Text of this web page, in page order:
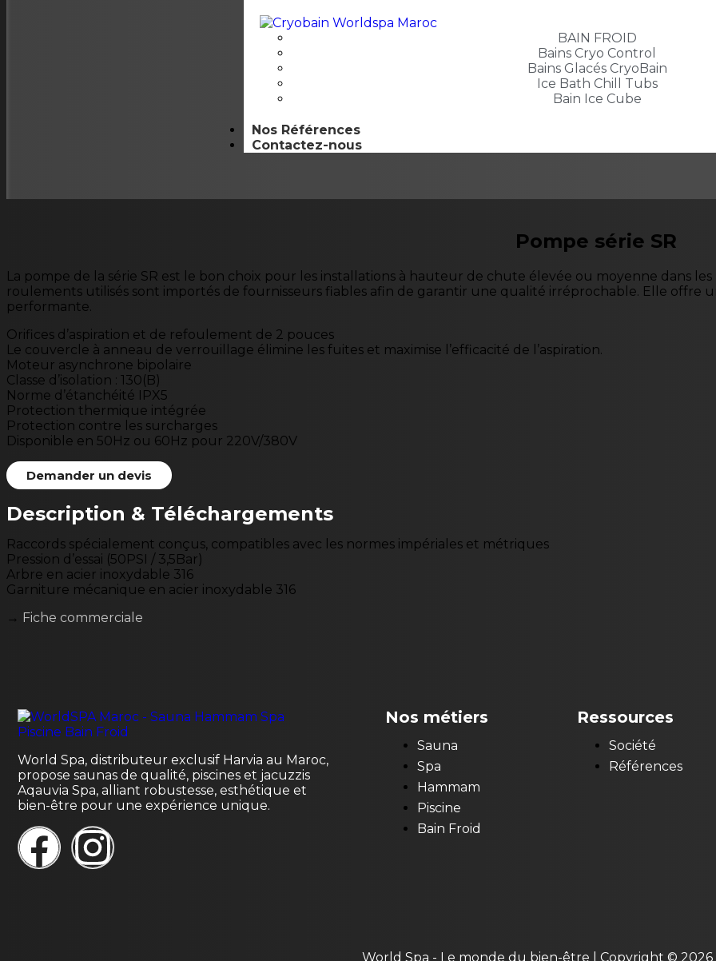
BAIN FROID
Bains Cryo Control
Bains Glacés CryoBain
Ice Bath Chill Tubs
Bain Ice Cube
Nos Références
Contactez-nous
Pompe série SR
La pompe de la série SR est le bon choix pour les installations à hauteur de chute élevée ou moyenne dans
roulements utilisés sont importés de fournisseurs fiables afin de garantir une qualité irréprochable. Elle
performante.
Orifices d’aspiration et de refoulement de 2 pouces
Le couvercle à anneau de verrouillage élimine les fuites et maximise l’efficacité de l’aspiration.
Moteur asynchrone bipolaire
Classe d’isolation : 130(B)
Norme d’étanchéité IPX5
Protection thermique intégrée
Protection contre les surcharges
Disponible en 50Hz ou 60Hz pour 220V/380V
Demander un devis
Description & Téléchargements
Raccords spécialement conçus, compatibles avec les normes impériales et métriques
Pression d’essai (50PSI / 3,5Bar)
Arbre en acier inoxydable 316
Garniture mécanique en acier inoxydable 316
→ Fiche commerciale
World Spa, distributeur exclusif Harvia au Maroc,
propose saunas de qualité, piscines et jacuzzis
Aqauvia Spa, alliant robustesse, esthétique et
bien-être pour une expérience unique.
Nos métiers
Sauna
Spa
Hammam
Piscine
Bain Froid
Ressources
Société
Références
World Spa - Le monde du bien-être | Copyright © 2026